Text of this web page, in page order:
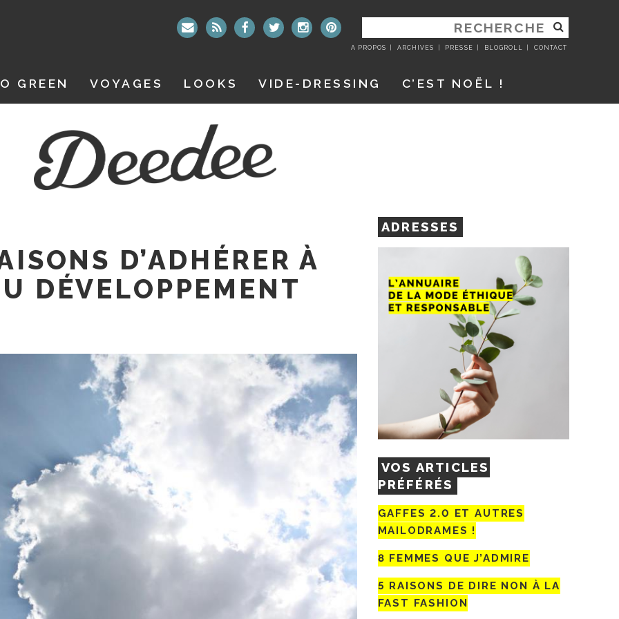
RECHERCHER
:
A PROPOS ARCHIVES PRESSE BLOGROLL CONTACT
GREEN VOYAGES LOOKS VIDE-DRESSING C’EST NOËL !
D’ADHÉRER À
DÉVELOPPEMENT
ADRESSES
VOS ARTICLES
PRÉFÉRÉS
GAFFES 2.0 ET AUTRES
MAILODRAMES !
8 FEMMES QUE J’ADMIRE
5 RAISONS DE DIRE NON À LA
FAST FASHION